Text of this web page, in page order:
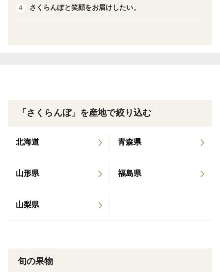
んぼと同様にご賞味いただけますが、贈答品や通常商品
さくらんぼの収穫は、早朝の涼しい時間帯だけで行い、
のうちに発送させていただきます。
＜味＞
で、 山形のさくらんぼで一番人気のある品種です。葉
ます。
4
さくらんぼと笑顔をお届けしたい。
「さくらんぼ」を産地で絞り込む
北海道 青森県
山形県 福島県
山梨県
旬の果物